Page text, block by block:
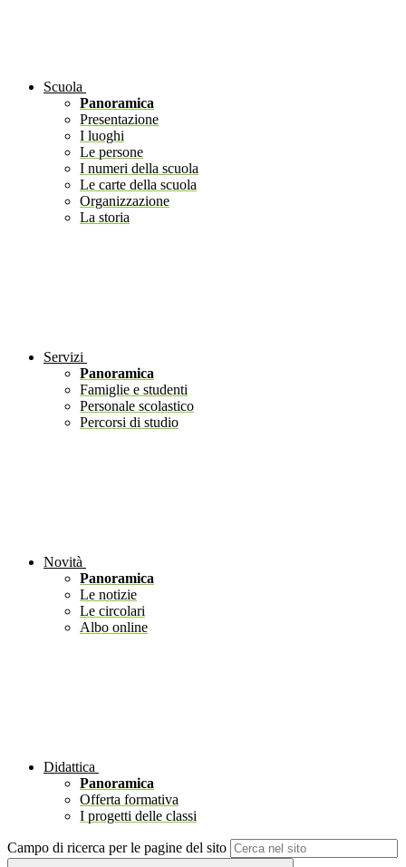
Scuola
Panoramica
Presentazione
I luoghi
Le persone
I numeri della scuola
Le carte della scuola
Organizzazione
La storia
Servizi
Panoramica
Famiglie e studenti
Personale scolastico
Percorsi di studio
Novità
Panoramica
Le notizie
Le circolari
Albo online
Didattica
Panoramica
Offerta formativa
I progetti delle classi
Campo di ricerca per le pagine del sito